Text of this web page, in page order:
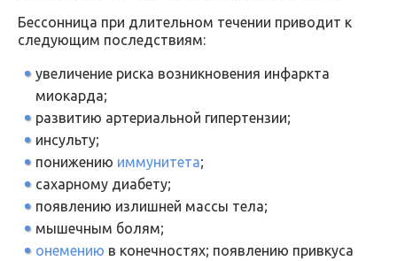
Бессонница при длительном течении приводит к
следующим последствиям:
увеличение риска возникновения инфаркта
миокарда;
развитию артериальной гипертензии;
инсульту;
понижению иммунитета;
сахарному диабету;
появлению излишней массы тела;
мышечным болям;
онемению в конечностях; появлению привкуса